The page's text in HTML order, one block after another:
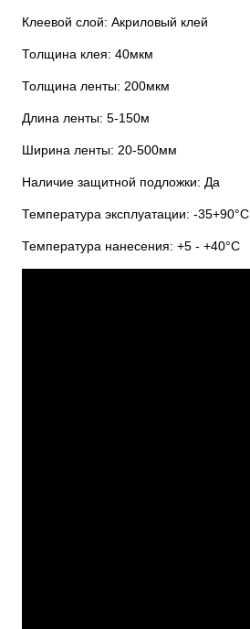
Клеевой слой: Акриловый клей
Толщина клея: 40мкм
Толщина ленты: 200мкм
Длина ленты: 5-150м
Ширина ленты: 20-500мм
Наличие защитной подложки: Да
Температура эксплуатации: -35+90°C
Температура нанесения: +5 - +40°C